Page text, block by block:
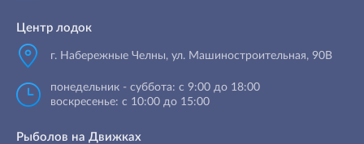
Центр лодок
г. Набережные Челны, ул. Машиностроительная, 90B
понедельник - суббота: с 9:00 до 18:00
воскресенье: с 10:00 до 15:00
Рыболов на Движках